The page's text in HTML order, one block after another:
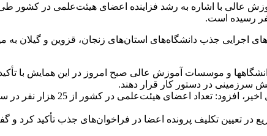
جذب دانشگاه‌های استان‌های زنجان، قزوین و گیلان به
و موسسات آموزش عالی صبح امروز در این همایش با
سرزمینی در دستور کار قرار دهند.
تکلیف پرونده اعضا در فراخوان‌های جذب تأکید کرد و